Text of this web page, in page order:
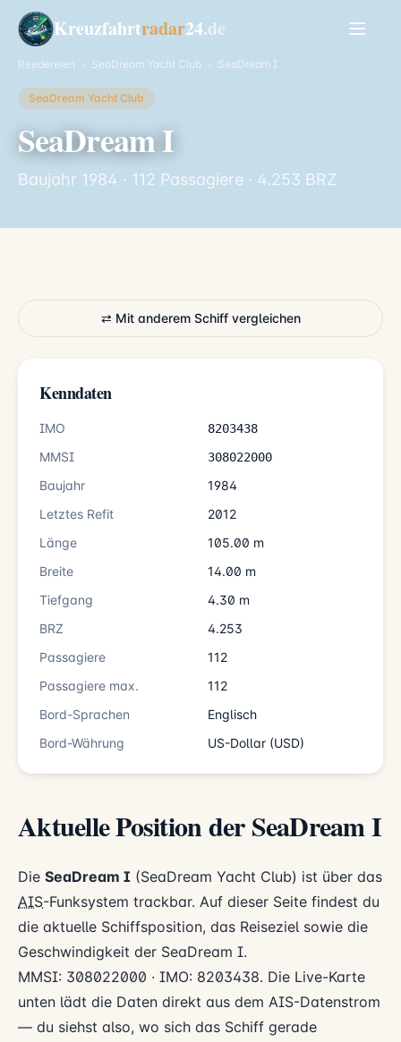
Kreuzfahrtradar24.de
Reedereien › SeaDream Yacht Club › SeaDream I
SeaDream Yacht Club
SeaDream I
Baujahr 1984 · 112 Passagiere · 4.253 BRZ
⇄ Mit anderem Schiff vergleichen
Kenndaten
IMO 8203438
MMSI 308022000
Baujahr
1984
Letztes Refit
2012
Länge
105.00 m
Breite
14.00 m
Tiefgang
4.30 m
BRZ
4.253
Passagiere
112
Passagiere max.
112
Bord-Sprachen
Englisch
Bord-Währung
US-Dollar (USD)
Aktuelle Position der SeaDream I
Die SeaDream I (SeaDream Yacht Club) ist über das
AIS-Funksystem trackbar. Auf dieser Seite findest du
die aktuelle Schiffsposition, das Reiseziel sowie die
Geschwindigkeit der SeaDream I.
MMSI: 308022000 · IMO: 8203438. Die Live-Karte
unten lädt die Daten direkt aus dem AIS-Datenstrom
— du siehst also, wo sich das Schiff gerade